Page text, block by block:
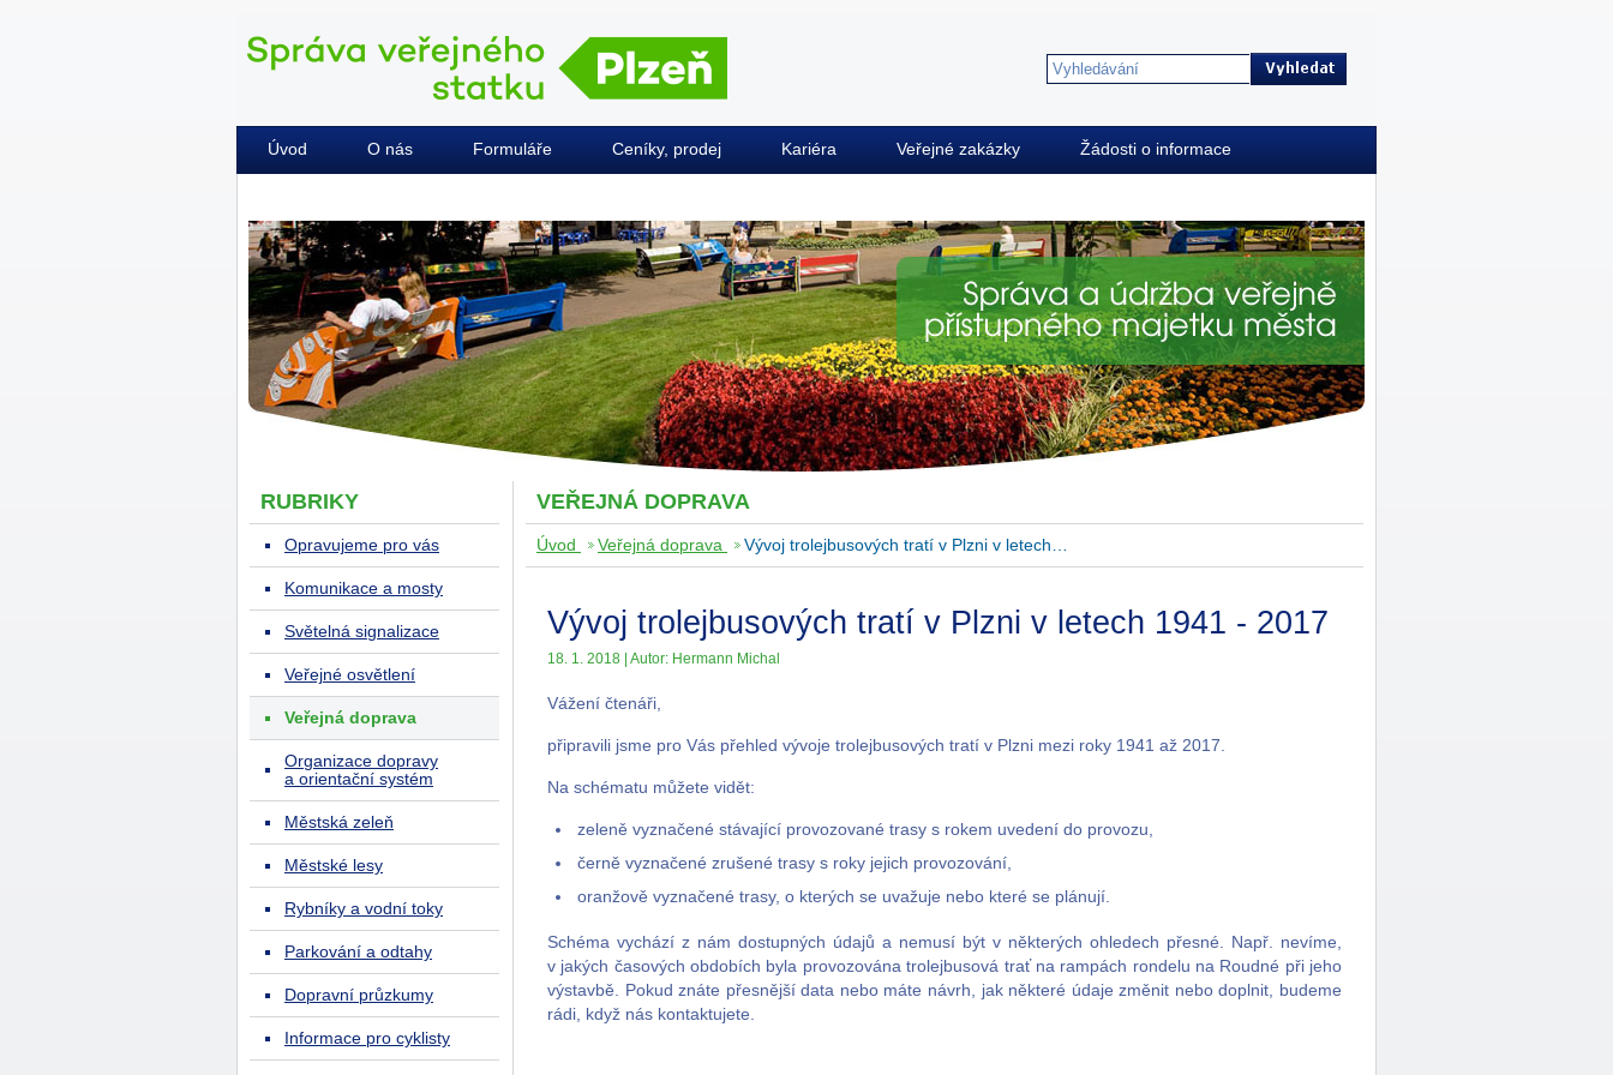
Úvod O nás Formuláře Ceníky, prodej Kariéra Veřejné zakázky Žádosti o informace
VEŘEJNÁ DOPRAVA
Úvod Veřejná doprava Vývoj trolejbusových tratí v Plzni v letech…
Vývoj trolejbusových tratí v Plzni v letech 1941 - 2017
18. 1. 2018 | Autor: Hermann Michal
Vážení čtenáři,
připravili jsme pro Vás přehled vývoje trolejbusových tratí v Plzni mezi roky 1941 až 2017.
Na schématu můžete vidět:
zeleně vyznačené stávající provozované trasy s rokem uvedení do provozu,
černě vyznačené zrušené trasy s roky jejich provozování,
oranžově vyznačené trasy, o kterých se uvažuje nebo které se plánují.
Schéma vychází z nám dostupných údajů a nemusí být v některých ohledech přesné. Např. nevíme,
v jakých časových obdobích byla provozována trolejbusová trať na rampách rondelu na Roudné při jeho
výstavbě. Pokud znáte přesnější data nebo máte návrh, jak některé údaje změnit nebo doplnit, budeme
rádi, když nás kontaktujete.
RUBRIKY
Opravujeme pro vás
Komunikace a mosty
Světelná signalizace
Veřejné osvětlení
Veřejná doprava
Organizace dopravy
a orientační systém
Městská zeleň
Městské lesy
Rybníky a vodní toky
Parkování a odtahy
Dopravní průzkumy
Informace pro cyklisty